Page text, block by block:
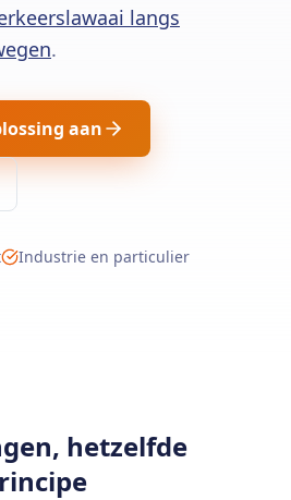
langs
.
aan
Industrie en particulier
hetzelfde